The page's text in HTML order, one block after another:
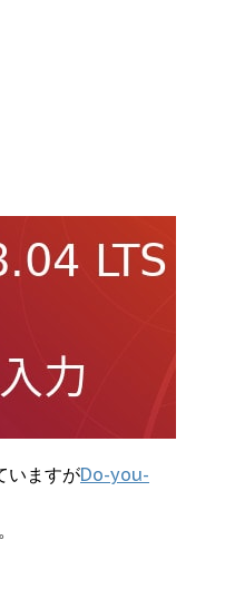
いますがDo-you-